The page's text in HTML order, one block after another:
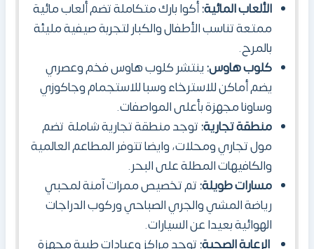
الألعاب المائية:أكوا بارك متكاملة تضم ألعاب مائية
ممتعة تناسب الأطفال والكبار لتجربة صيفية مليئة
بالمرح.
كلوب هاوس:ينتشر كلوب هاوس فخم وعصري
يضم أماكن للاسترخاء وسبا للاستجمام وجاكوزي
وساونا مجهزة بأعلى المواصفات.
منطقة تجارية:توجد منطقة تجارية شاملة تضم
مول تجاري ومحلات، وايضا تتوفر المطاعم العالمية
والكافيهات المطلة على البحر.
مسارات طويلة:تم تخصيص ممرات آمنة لمحبي
رياضة المشي والجري الصباحي وركوب الدراجات
الهوائية بعيدا عن السيارات.
الرعاية الصحية:توجد مراكز وعيادات طبية مجهزة